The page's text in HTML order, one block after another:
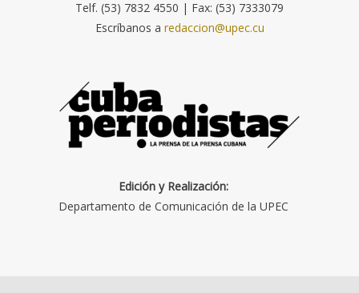
Telf. (53) 7832 4550 | Fax: (53) 7333079
Escríbanos a redaccion@upec.cu
Edición y Realización:
Departamento de Comunicación de la UPEC